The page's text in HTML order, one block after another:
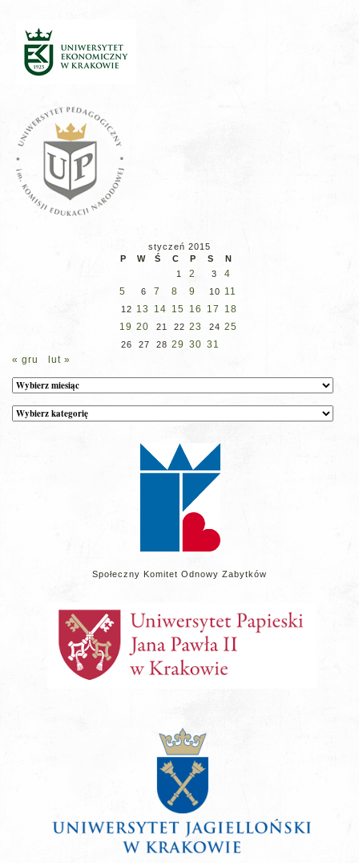
styczeń 2015
P
W Ś C P S
N
1
2 3
4
5
6 7 8 9 10 11
12 13 14 15 16 17
18
19 20 21 22 23 24 25
26 27 28 29 30 31
« gru
lut »
Archiwum
Kategorie
wpisów
Społeczny Komitet Odnowy Zabytków